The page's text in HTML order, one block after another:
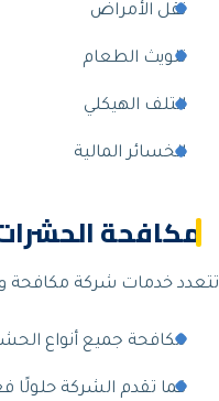
نقل الأمراض
تلويث الطعام
التلف الهيكلي
الخسائر المالية
مكافحة
تتعدد خدمات شركة مكافحة
مكافحة جميع أنواع
كما تقدم الشركة حلولًا